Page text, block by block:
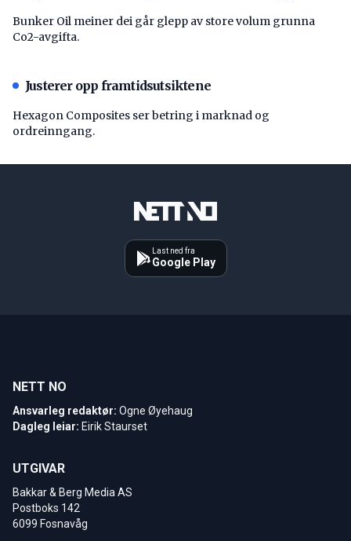
Bunker Oil meiner dei går glepp av store volum grunna
Co2-avgifta.
Justerer opp framtidsutsiktene
Hexagon Composites ser betring i marknad og
ordreinngang.
Last ned fra
Google Play
NETT NO
Ansvarleg redaktør: Ogne Øyehaug
Dagleg leiar: Eirik Staurset
UTGIVAR
Bakkar & Berg Media AS
Postboks 142
6099 Fosnavåg